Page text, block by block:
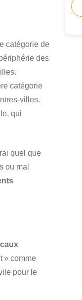
catégorie de
des
catégorie
villes.
qui
quel que
ou mal
» comme
pour le